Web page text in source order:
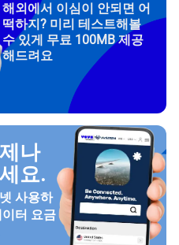
해외에서 이심이 안되면 어
떡하지? 미리 테스트해볼
수 있게 무료 100MB 제공
해드려요
나
요.
사용하
터 요금